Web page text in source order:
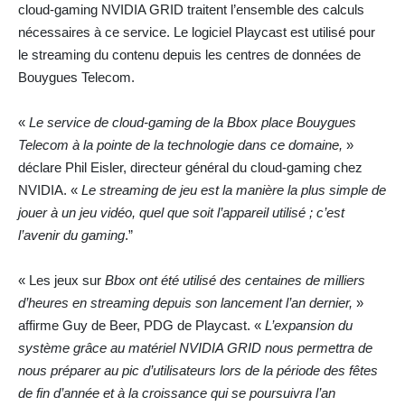
cloud-gaming NVIDIA GRID traitent l’ensemble des calculs
nécessaires à ce service. Le logiciel Playcast est utilisé pour
le streaming du contenu depuis les centres de données de
Bouygues Telecom.
« Le service de cloud-gaming de la Bbox place Bouygues
Telecom à la pointe de la technologie dans ce domaine, »
déclare Phil Eisler, directeur général du cloud-gaming chez
NVIDIA. « Le streaming de jeu est la manière la plus simple de
jouer à un jeu vidéo, quel que soit l’appareil utilisé ; c’est
l’avenir du gaming.”
« Les jeux sur Bbox ont été utilisé des centaines de milliers
d’heures en streaming depuis son lancement l’an dernier, »
affirme Guy de Beer, PDG de Playcast. « L’expansion du
système grâce au matériel NVIDIA GRID nous permettra de
nous préparer au pic d’utilisateurs lors de la période des fêtes
de fin d’année et à la croissance qui se poursuivra l’an